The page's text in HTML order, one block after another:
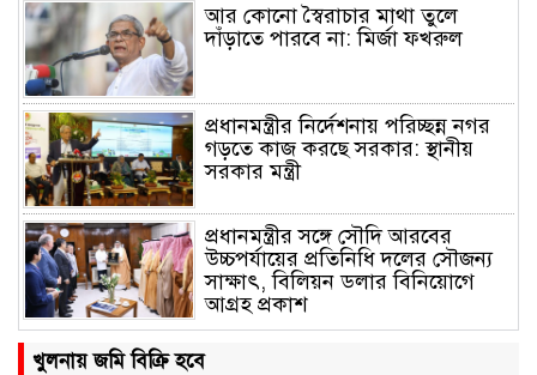
আর কোনো স্বৈরাচার মাথা তুলে
দাঁড়াতে পারবে না: মির্জা ফখরুল
প্রধানমন্ত্রীর নির্দেশনায় পরিচ্ছন্ন নগর
গড়তে কাজ করছে সরকার: স্থানীয়
সরকার মন্ত্রী
প্রধানমন্ত্রীর সঙ্গে সৌদি আরবের
উচ্চপর্যায়ের প্রতিনিধি দলের সৌজন্য
সাক্ষাৎ, বিলিয়ন ডলার বিনিয়োগে
আগ্রহ প্রকাশ
তারেক রহমানের পক্ষ থেকে বন্যার্তদের
খুলনায় জমি বিক্রি হবে